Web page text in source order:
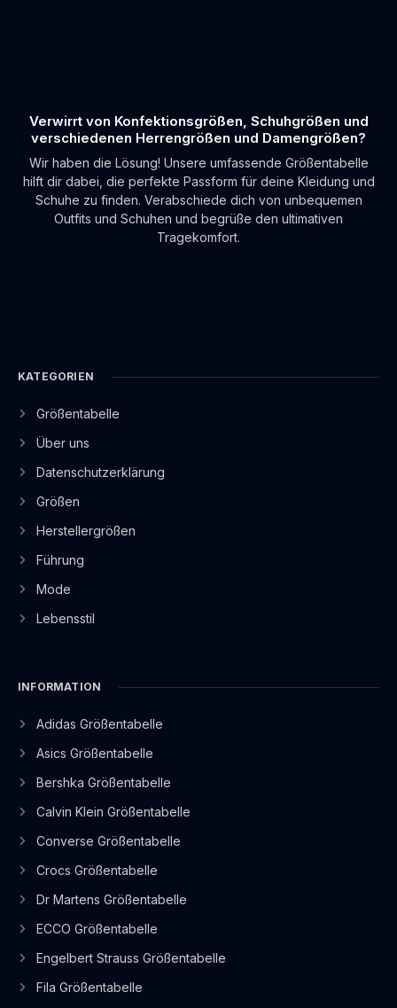
Verwirrt von Konfektionsgrößen, Schuhgrößen und
verschiedenen Herrengrößen und Damengrößen?
Wir haben die Lösung! Unsere umfassende Größentabelle
hilft dir dabei, die perfekte Passform für deine Kleidung und
Schuhe zu finden. Verabschiede dich von unbequemen
Outfits und Schuhen und begrüße den ultimativen
Tragekomfort.
KATEGORIEN
Größentabelle
Über uns
Datenschutzerklärung
Größen
Herstellergrößen
Führung
Mode
Lebensstil
INFORMATION
Adidas Größentabelle
Asics Größentabelle
Bershka Größentabelle
Calvin Klein Größentabelle
Converse Größentabelle
Crocs Größentabelle
Dr Martens Größentabelle
ECCO Größentabelle
Engelbert Strauss Größentabelle
Fila Größentabelle